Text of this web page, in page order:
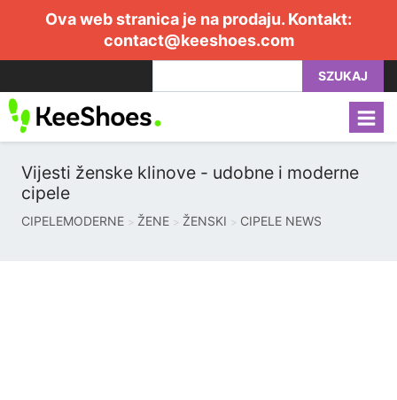
Ova web stranica je na prodaju. Kontakt:
contact@keeshoes.com
SZUKAJ
Vijesti ženske klinove - udobne i moderne
cipele
CIPELEMODERNE ŽENE ŽENSKI CIPELE NEWS